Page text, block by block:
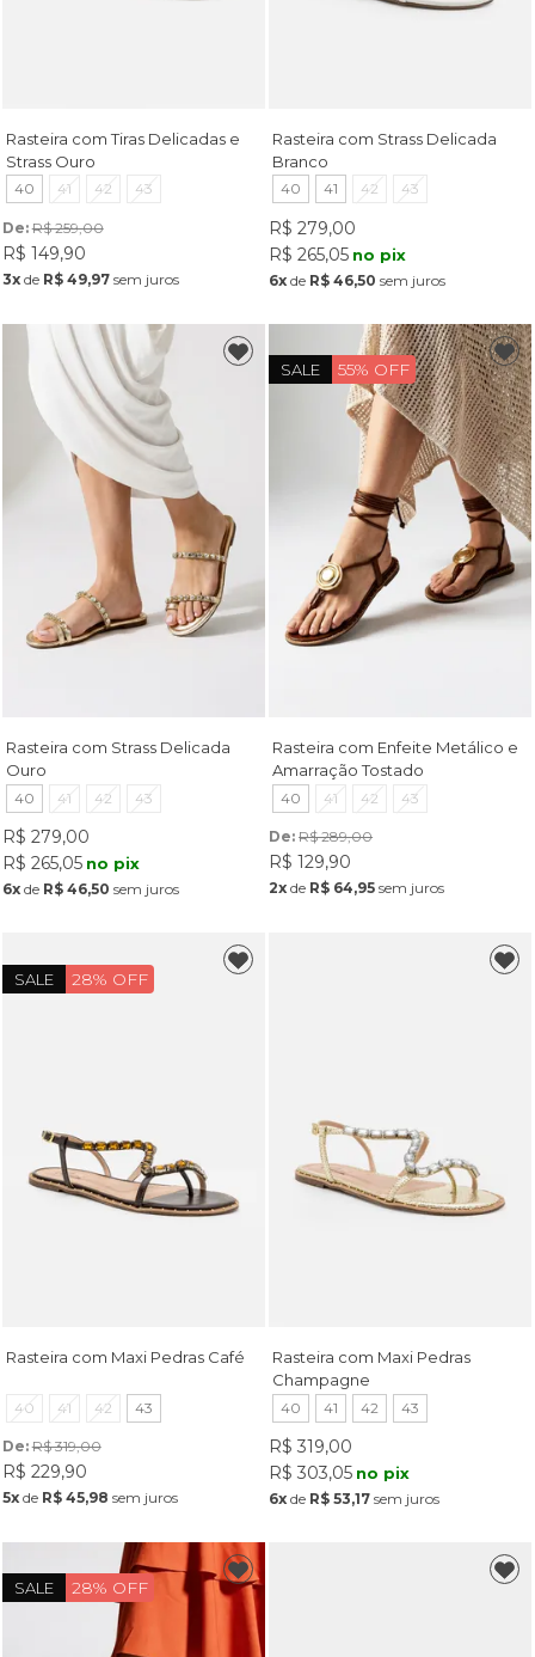
Rasteira com Tiras Delicadas e
Strass Ouro
40 41 42 43
De: R$ 259,00
R$ 149,90
3xde R$ 49,97sem juros
Rasteira com Strass Delicada
Branco
40 41 42 43
R$ 279,00
R$ 265,05 no pix
6x de R$ 46,50 sem juros
Rasteira com Strass Delicada
Ouro
40 41 42 43
R$ 279,00
R$ 265,05 no pix
6xde R$ 46,50 sem juros
SALE 55% OFF
Rasteira com Enfeite Metálico e
Amarração Tostado
40 41 42 43
De: R$ 289,00
R$ 129,90
2x de R$ 64,95 sem juros
SALE 28% OFF
Rasteira com Maxi Pedras Café
40 41 42 43
De: R$ 319,00
R$ 229,90
5xde R$ 45,98 sem juros
Rasteira com Maxi Pedras
Champagne
40 41 42 43
R$ 319,00
R$ 303,05 no pix
6x de R$ 53,17 sem juros
SALE 28% OFF